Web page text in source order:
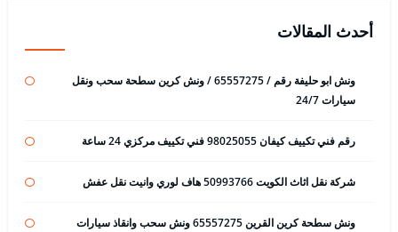
أحدث المقالات
ونش ابو حليفة رقم / 65557275 / ونش كرين سطحة سحب ونقل
سيارات 24/7
رقم فني تكييف كيفان 98025055 فني تكييف مركزي 24 ساعة
شركة نقل اثاث الكويت 50993766 هاف لوري وانيت نقل عفش
ونش سطحة كرين القرين 65557275 ونش سحب وانقاذ سيارات